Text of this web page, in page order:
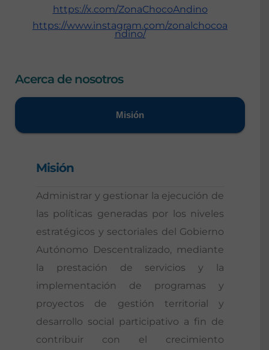
Acerca de nosotros
Misión
Misión
Administrar y gestionar la ejecución de
las políticas generadas por los niveles
estratégicos y sectoriales del Gobierno
Autónomo Descentralizado, mediante
la prestación de servicios y la
implementación de programas y
proyectos de gestión territorial y
desarrollo social participativo a fin de
contribuir con el crecimiento
https://x.com/ZonaChocoAndino
https://www.instagram.com/zonalchocoa
ndino/